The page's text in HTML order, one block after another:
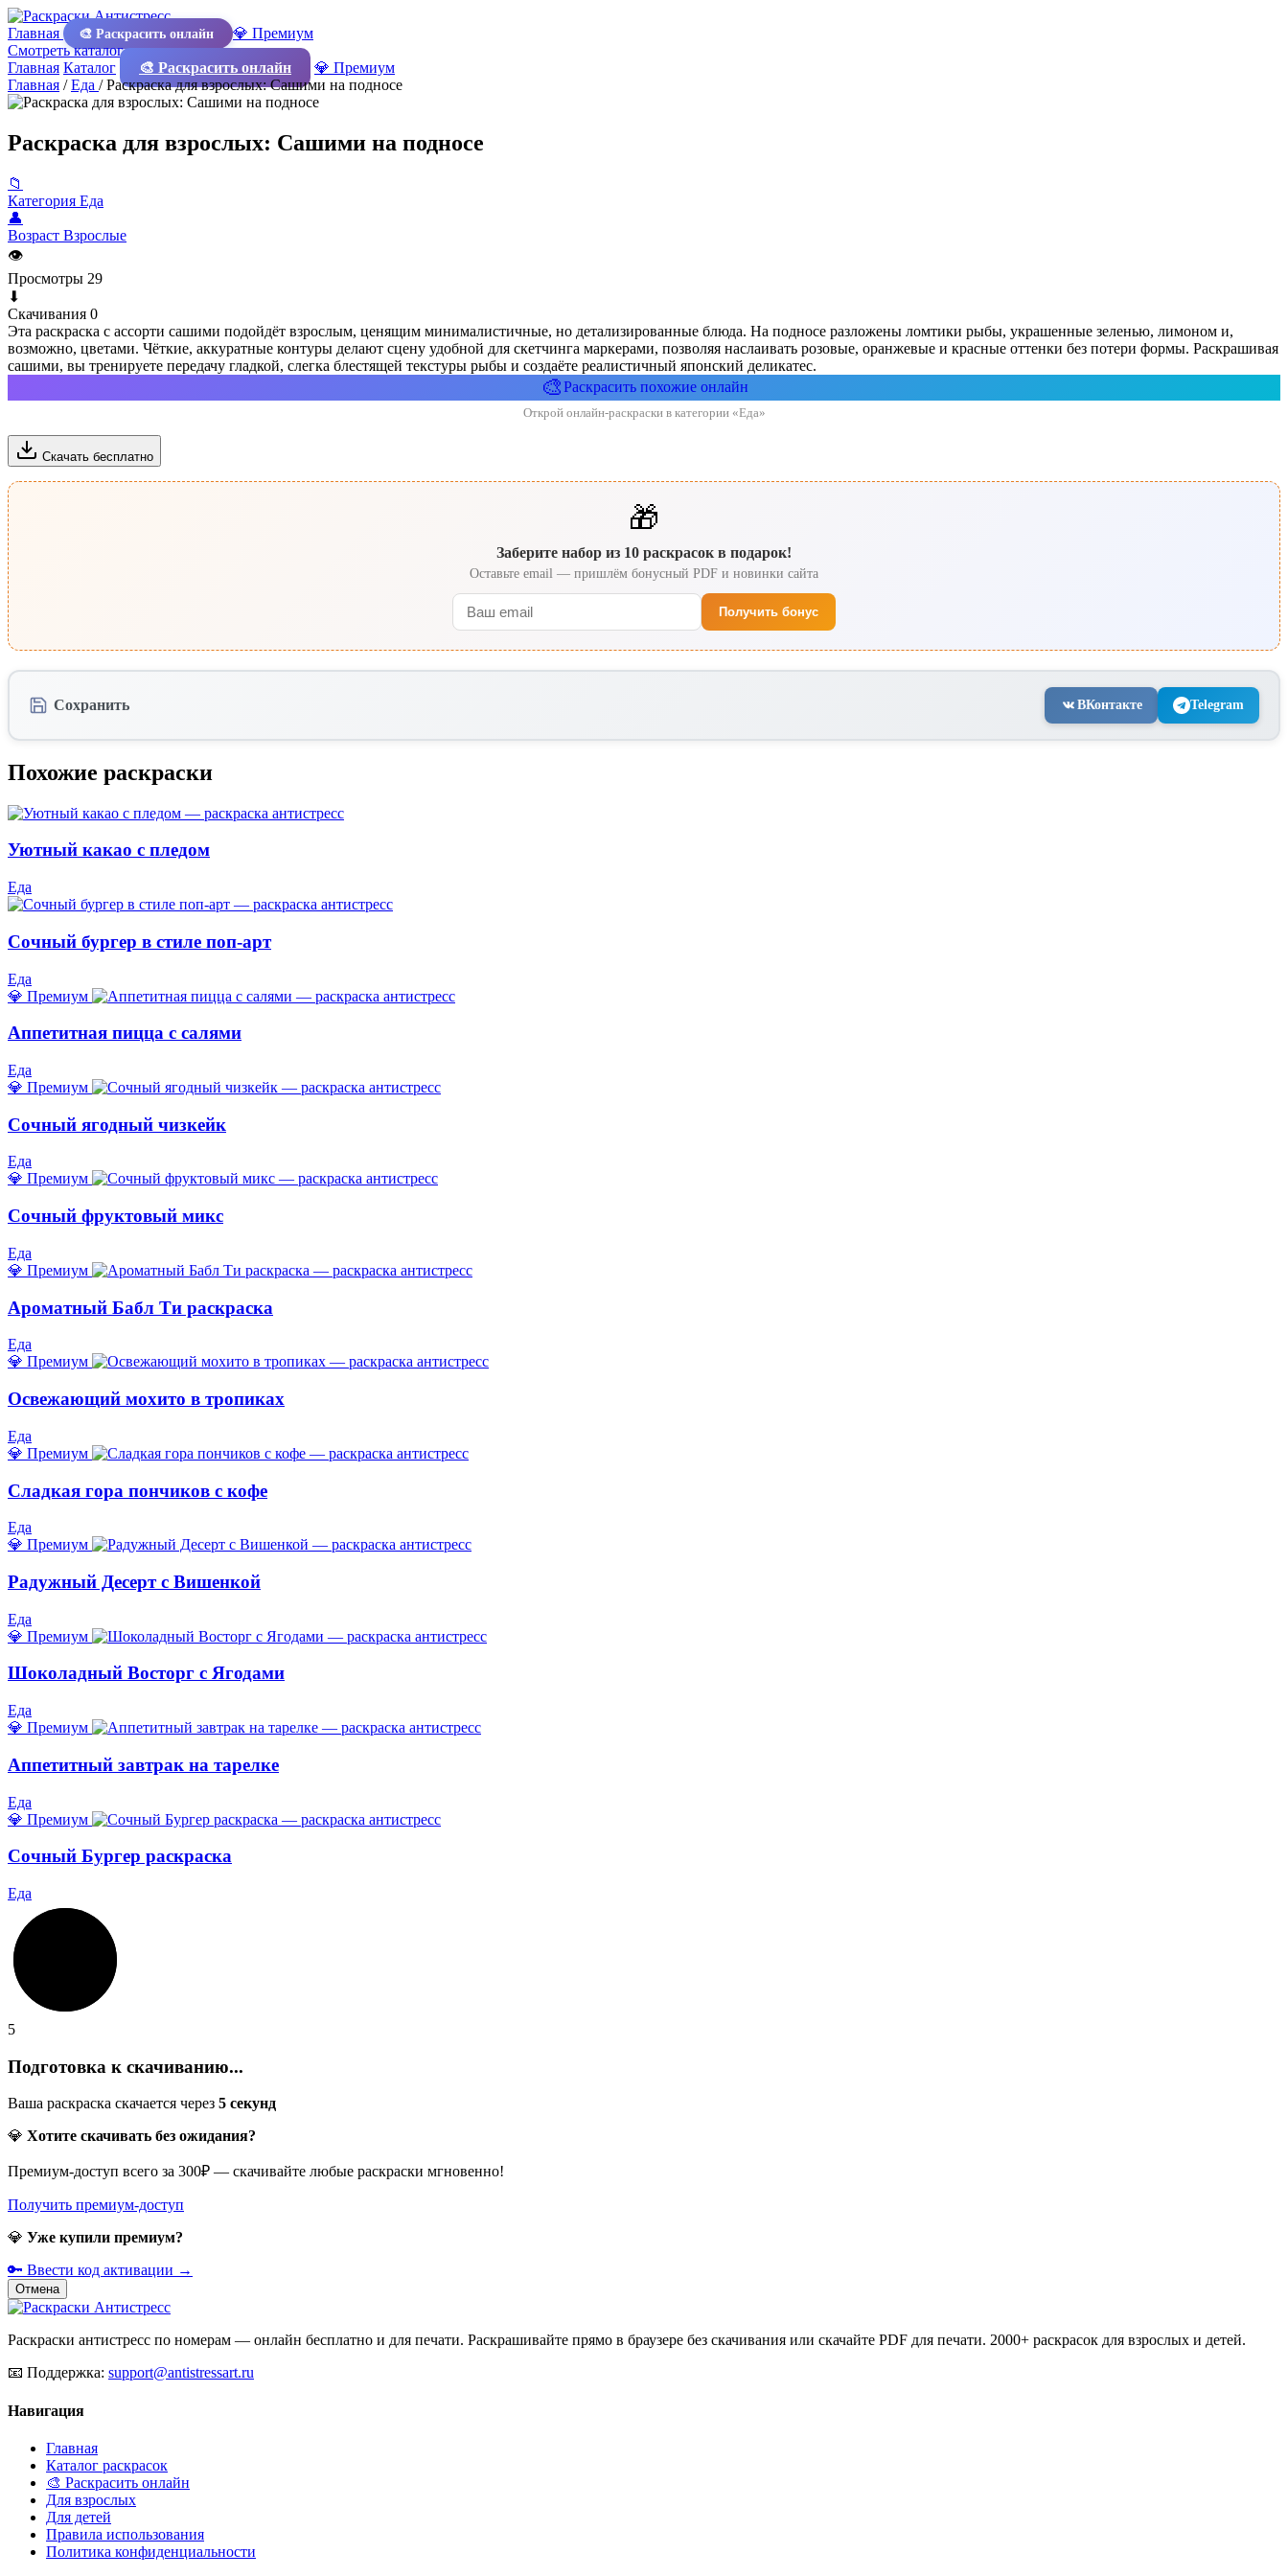
Главная 🎨 Раскрасить онлайн
💎 Премиум
Смотреть каталог
Главная Каталог 🎨 Раскрасить онлайн
💎 Премиум
Главная /Еда /Раскраска для взрослых: Сашими на подносе
Раскраска для взрослых: Сашими на подносе
📁
Категория Еда
👤
Возраст Взрослые
👁
Просмотры 29
⬇
Скачивания 0
Эта раскраска с ассорти сашими подойдёт взрослым, ценящим минималистичные, но детализированные блюда. На подносе разложены ломтики рыбы, украшенные зеленью, лимоном и,
возможно, цветами. Чёткие, аккуратные контуры делают сцену удобной для скетчинга маркерами, позволяя наслаивать розовые, оранжевые и красные оттенки без потери формы. Раскрашивая
сашими, вы тренируете передачу гладкой, слегка блестящей текстуры рыбы и создаёте реалистичный японский деликатес.
🎨Раскрасить похожие онлайн
Открой онлайн-раскраски в категории «Еда»
Скачать бесплатно
🎁
Заберите набор из 10 раскрасок в подарок!
Оставьте email — пришлём бонусный PDF и новинки сайта
Получить бонус
Сохранить ВКонтакте Telegram
Похожие раскраски
Уютный какао с пледом
Еда
Сочный бургер в стиле поп-арт
Еда
💎 Премиум
Аппетитная пицца с салями
Еда
💎 Премиум
Сочный ягодный чизкейк
Еда
💎 Премиум
Сочный фруктовый микс
Еда
💎 Премиум
Ароматный Бабл Ти раскраска
Еда
💎 Премиум
Освежающий мохито в тропиках
Еда
💎 Премиум
Сладкая гора пончиков с кофе
Еда
💎 Премиум
Радужный Десерт с Вишенкой
Еда
💎 Премиум
Шоколадный Восторг с Ягодами
Еда
💎 Премиум
Аппетитный завтрак на тарелке
Еда
💎 Премиум
Сочный Бургер раскраска
Еда
5
Подготовка к скачиванию...
Ваша раскраска скачается через 5 секунд
💎 Хотите скачивать без ожидания?
Премиум-доступ всего за 300₽ — скачивайте любые раскраски мгновенно!
Получить премиум-доступ
💎 Уже купили премиум?
🔑 Ввести код активации →
Отмена
Раскраски антистресс по номерам — онлайн бесплатно и для печати. Раскрашивайте прямо в браузере без скачивания или скачайте PDF для печати. 2000+ раскрасок для взрослых и детей.
📧 Поддержка: support@antistressart.ru
Навигация
Главная
Каталог раскрасок
🎨 Раскрасить онлайн
Для взрослых
Для детей
Правила использования
Политика конфиденциальности